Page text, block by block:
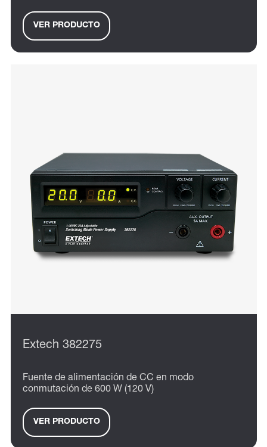
VER PRODUCTO
Extech 382275
Fuente de alimentación de CC en modo
conmutación de 600 W (120 V)
VER PRODUCTO